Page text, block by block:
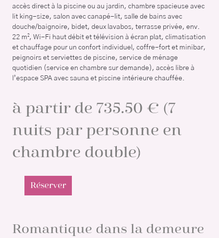
accès direct à la piscine ou au jardin, chambre spacieuse avec
lit king-size, salon avec canapé-lit, salle de bains avec
douche/baignoire, bidet, deux lavabos, terrasse privée, env.
22 m², Wi-Fi haut débit et télévision à écran plat, climatisation
et chauffage pour un confort individuel, coffre-fort et minibar,
peignoirs et serviettes de piscine, service de ménage
quotidien (service en chambre sur demande), accès libre à
l’espace SPA avec sauna et piscine intérieure chauffée.
à partir de 735.50 € (7
nuits par personne en
chambre double)
Réserver
Romantique dans la demeure